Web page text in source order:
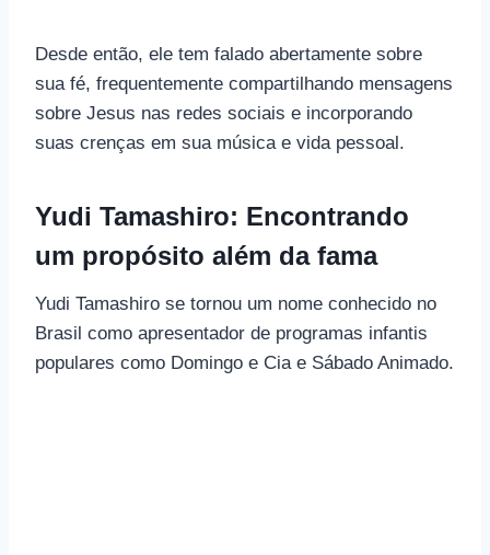
Desde então, ele tem falado abertamente sobre
sua fé, frequentemente compartilhando mensagens
sobre Jesus nas redes sociais e incorporando
suas crenças em sua música e vida pessoal.
Yudi Tamashiro: Encontrando
um propósito além da fama
Yudi Tamashiro se tornou um nome conhecido no
Brasil como apresentador de programas infantis
populares como Domingo e Cia e Sábado Animado.